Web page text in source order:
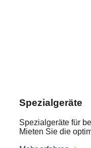
Spezialgeräte
Spezialgeräte für
Mieten Sie die